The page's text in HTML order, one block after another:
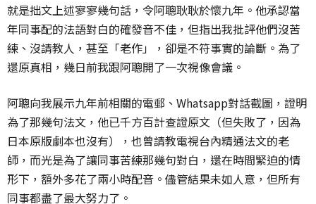
就是拙文上述寥寥幾句話，令阿聰耿耿於懷九年。他承認當
年同事配的法語對白的確發音不佳，但指出我批評他們沒苦
練、沒請教人，甚至「老作」，卻是不符事實的論斷。為了
還原真相，幾日前我跟阿聰開了一次視像會議。
阿聰向我展示九年前相關的電郵、Whatsapp對話截圖，證明
為了那幾句法文，他已千方百計查證原文（但失敗了，因為
日本原版劇本也沒有），也曾請教電視台內精通法文的老
師，而光是為了讓同事苦練那幾句對白，還在時間緊迫的情
形下，額外多花了兩小時配音。儘管結果未如人意，但所有
同事都盡了最大努力了。